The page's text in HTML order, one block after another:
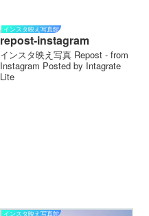
インスタ映え写真館
repost-instagram
インスタ映え写真 Repost - from
Instagram Posted by Intagrate
Lite
インスタ映え写真館